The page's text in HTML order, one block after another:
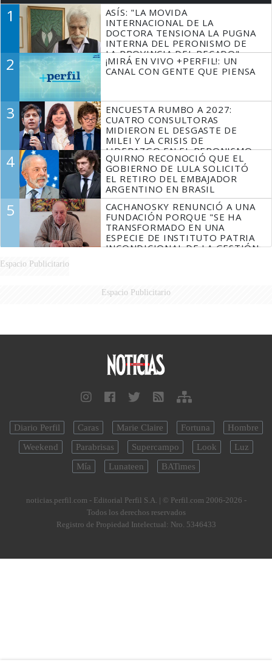
1
ASÍS: "LA MOVIDA
INTERNACIONAL DE LA
DOCTORA TENSIONA LA PUGNA
INTERNA DEL PERONISMO DE
LA PROVINCIA DEL PECADO"
2
¡MIRÁ EN VIVO +PERFIL!: UN
CANAL CON GENTE QUE PIENSA
3
ENCUESTA RUMBO A 2027:
CUATRO CONSULTORAS
MIDIERON EL DESGASTE DE
MILEI Y LA CRISIS DE
LIDERAZGO EN EL PERONISMO
4
QUIRNO RECONOCIÓ QUE EL
GOBIERNO DE LULA SOLICITÓ
EL RETIRO DEL EMBAJADOR
ARGENTINO EN BRASIL
5
CACHANOSKY RENUNCIÓ A UNA
FUNDACIÓN PORQUE "SE HA
TRANSFORMADO EN UNA
ESPECIE DE INSTITUTO PATRIA
INCONDICIONAL DE LA GESTIÓN
Espacio Publicitario
Espacio Publicitario
Diario Perfil Caras Marie Claire Fortuna
Hombre
Weekend
Parabrisas Supercampo Look
Luz
Mía
Lunateen BATimes
noticias.perfil.com - Editorial Perfil S.A. | © Perfil.com 2006-2026 -
Todos los derechos reservados
Registro de Propiedad Intelectual: Nro. 5346433